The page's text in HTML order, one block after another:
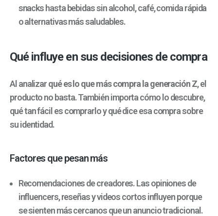
snacks hasta bebidas sin alcohol, café, comida rápida
o alternativas más saludables.
Qué influye en sus decisiones de compra
Al analizarqué es lo que más compra la generación Z, el
producto no basta. También importa cómo lo descubre,
qué tan fácil es comprarlo y qué dice esa compra sobre
su identidad.
Factores que pesan más
Recomendaciones de creadores. Las opiniones de
influencers, reseñas y videos cortos influyen porque
se sienten más cercanos que un anuncio tradicional.